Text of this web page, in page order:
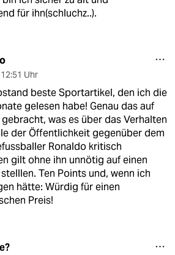
für ihn(schluchz..).
12:51 Uhr
beste Sportartikel, den ich die
gelesen habe! Genau das auf
was es über das Verhalten
der Öffentlichkeit gegenüber dem
Ronaldo kritisch
gilt ohne ihn unnötig auf einen
Ten Points und, wenn ich
hätte: Würdig für einen
Preis!